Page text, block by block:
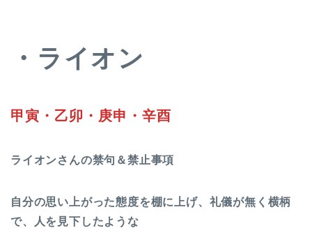
・ライオン
甲寅・乙卯・庚申・辛酉
ライオンさんの禁句＆禁止事項
自分の思い上がった態度を棚に上げ、礼儀が無く横柄
で、人を見下したような